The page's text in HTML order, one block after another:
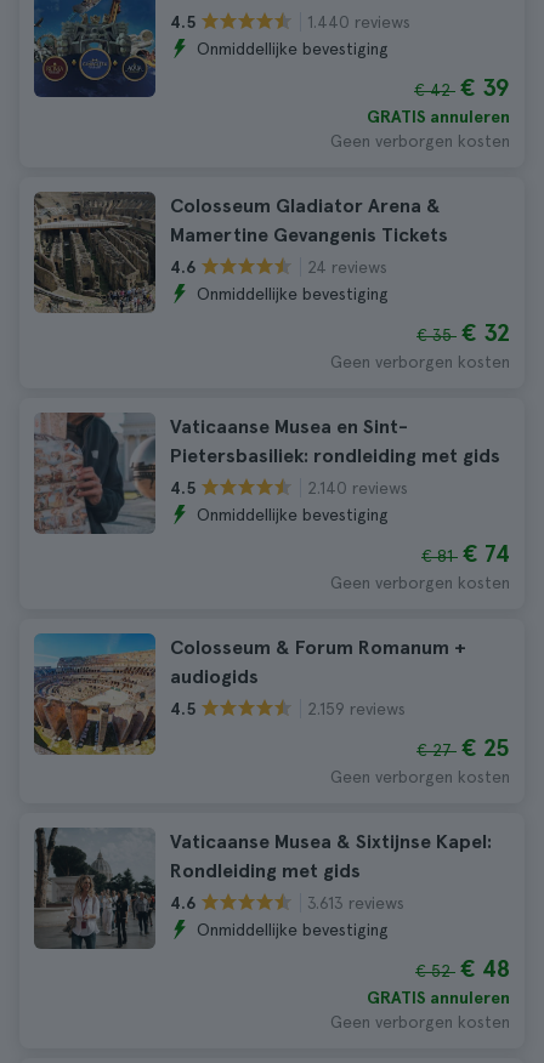
4.5
1.440 reviews
Onmiddellijke bevestiging
€ 42 € 39
GRATIS annuleren
Geen verborgen kosten
Colosseum Gladiator Arena &
Mamertine Gevangenis Tickets
4.6
24 reviews
Onmiddellijke bevestiging
€ 35 € 32
Geen verborgen kosten
Vaticaanse Musea en Sint-
Pietersbasiliek: rondleiding met gids
4.5
2.140 reviews
Onmiddellijke bevestiging
€ 81 € 74
Geen verborgen kosten
Colosseum & Forum Romanum +
audiogids
4.5 2.159 reviews
€ 27 € 25
Geen verborgen kosten
Vaticaanse Musea & Sixtijnse Kapel:
Rondleiding met gids
4.6
3.613 reviews
Onmiddellijke bevestiging
€ 52 € 48
GRATIS annuleren
Geen verborgen kosten